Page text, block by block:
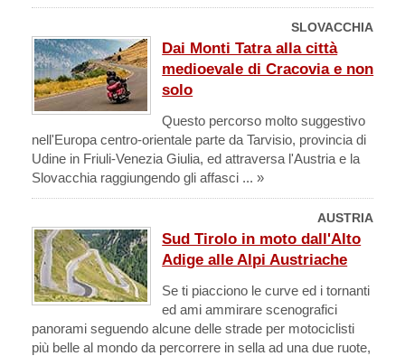
SLOVACCHIA
Dai Monti Tatra alla città
medioevale di Cracovia e non
solo
Questo percorso molto suggestivo
nell'Europa centro-orientale parte da Tarvisio, provincia di
Udine in Friuli-Venezia Giulia, ed attraversa l'Austria e la
Slovacchia raggiungendo gli affasci ... »
AUSTRIA
Sud Tirolo in moto dall'Alto
Adige alle Alpi Austriache
Se ti piacciono le curve ed i tornanti
ed ami ammirare scenografici
panorami seguendo alcune delle strade per motociclisti
più belle al mondo da percorrere in sella ad una due ruote,